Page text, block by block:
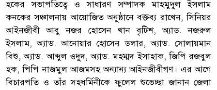
হকের সভাপতিত্বে ও সাধারণ সম্পাদক মাহমুদুল ইসলাম
কনকের সঞ্চালনায় আয়োজিত অনুষ্ঠানে বক্তব্য রাখেন, সিনিয়র
আইনজীবী আবু নজর হোসেন খান বৃটিশ, অ্যাড. নজরুল
ইসলাম, অ্যাড. আনোয়ার হোসেন ডলার, অ্যাড. সোলায়মান
বিশু, অ্যাড. আব্দুল ওদুদ, অ্যাড. মহম্মদ ইসাহাক, জিপি রজবুল
হক, পিপি নাজমুল আজমসহ অন্যান্য আইনজীবীগণ। এর আগে
বিচারপতি ও তাঁর সহধর্মিনীকে ফুলেল শুভেচ্ছা জানান জেলা